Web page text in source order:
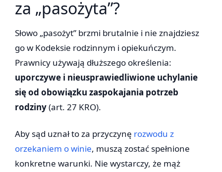
za „pasożyta”?
Słowo „pasożyt” brzmi brutalnie i nie znajdziesz
go w Kodeksie rodzinnym i opiekuńczym.
Prawnicy używają dłuższego określenia:
uporczywe i nieusprawiedliwione uchylanie
się od obowiązku zaspokajania potrzeb
rodziny(art. 27 KRO).
Aby sąd uznał to za przyczynę rozwodu z
orzekaniem o winie, muszą zostać spełnione
konkretne warunki. Nie wystarczy, że mąż